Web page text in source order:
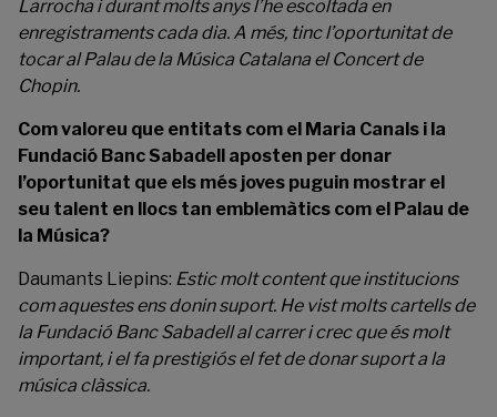
Larrocha i durant molts anys l’he escoltada en
enregistraments cada dia. A més, tinc l’oportunitat de
tocar al Palau de la Música Catalana el Concert de
Chopin.
Com valoreu que entitats com el Maria Canals i la
Fundació Banc Sabadell aposten per donar
l’oportunitat que els més joves puguin mostrar el
seu talent en llocs tan emblemàtics com el Palau de
la Música?
Daumants Liepins: Estic molt content que institucions
com aquestes ens donin suport. He vist molts cartells de
la Fundació Banc Sabadell al carrer i crec que és molt
important, i el fa prestigiós el fet de donar suport a la
música clàssica.